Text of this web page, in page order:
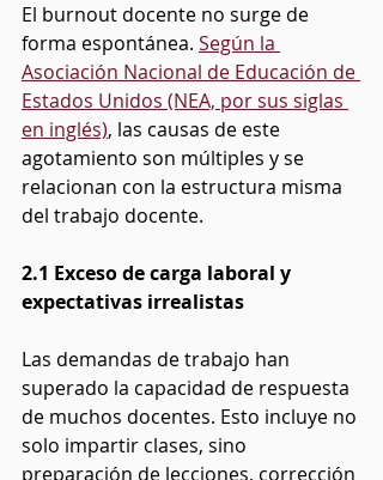
El burnout docente no surge de
forma espontánea. Según la
Asociación Nacional de Educación de
Estados Unidos (NEA, por sus siglas
en inglés), las causas de este
agotamiento son múltiples y se
relacionan con la estructura misma
del trabajo docente.
2.1 Exceso de carga laboral y
expectativas irrealistas
Las demandas de trabajo han
superado la capacidad de respuesta
de muchos docentes. Esto incluye no
solo impartir clases, sino
preparación de lecciones, corrección